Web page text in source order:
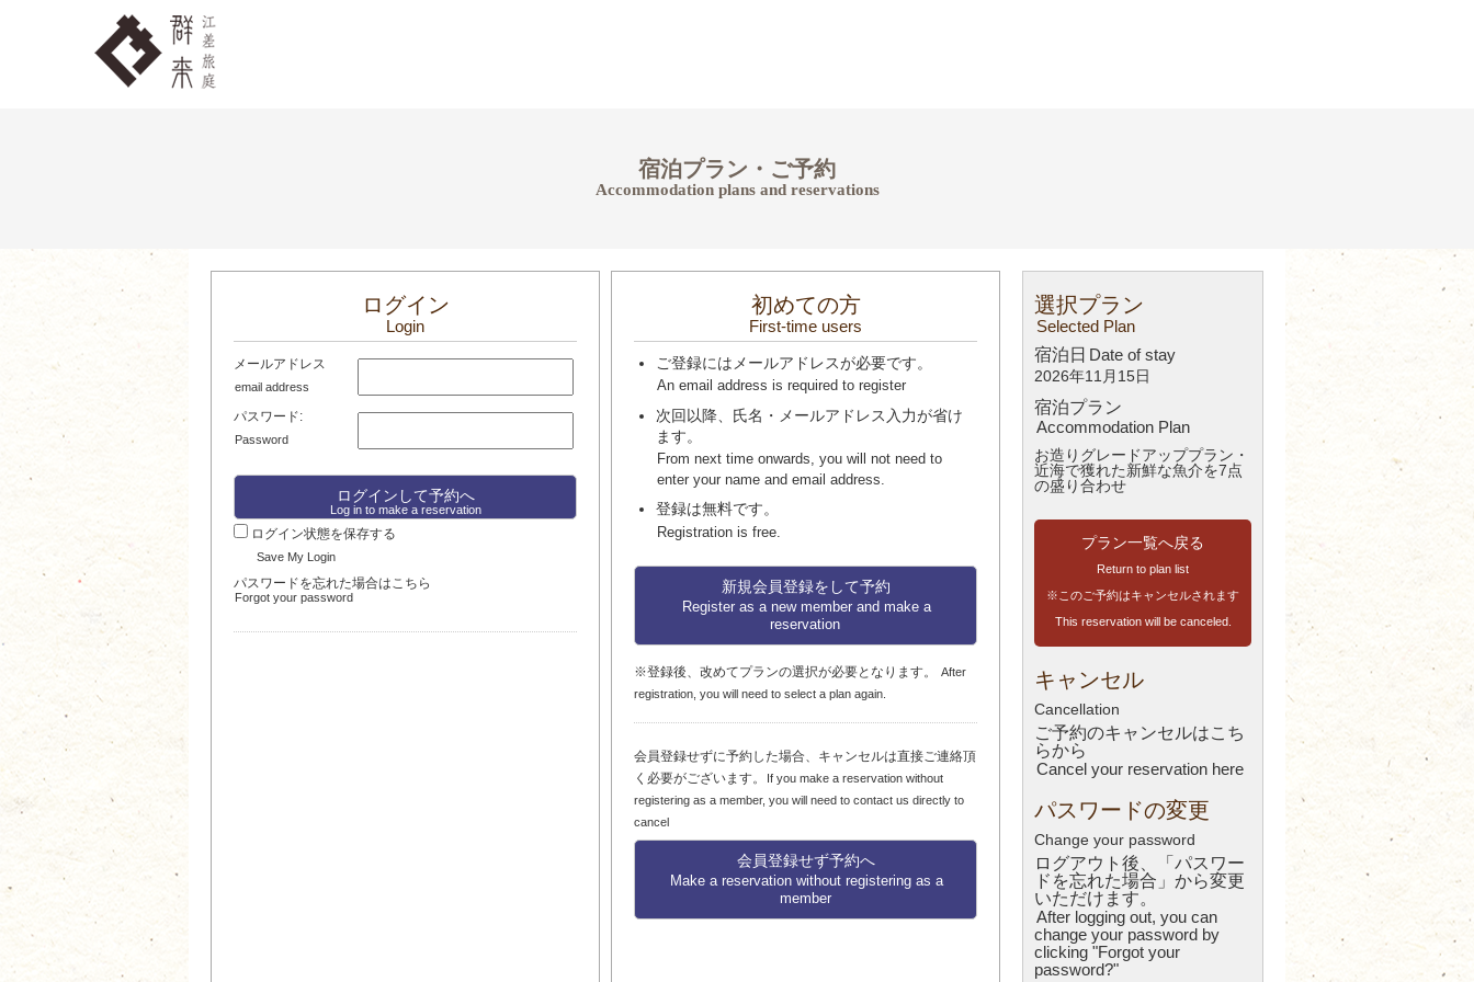
宿泊プラン・ご予約
Accommodation plans and reservations
ログイン
Login
メールアドレス
email address
パスワード:
Password
Log in to make a reservation
ログイン状態を保存する
Save My Login
パスワードを忘れた場合はこちら
Forgot your password
初めての方
First-time users
ご登録にはメールアドレスが必要です。
An email address is required to register
次回以降、氏名・メールアドレス入力が省け
ます。
From next time onwards, you will not need to
enter your name and email address.
登録は無料です。
Registration is free.
新規会員登録をして予約
Register as a new member and make a
reservation
※登録後、改めてプランの選択が必要となります。
After
registration, you will need to select a plan again.
会員登録せずに予約した場合、キャンセルは直接ご連絡頂
く必要がございます。
If you make a reservation without
registering as a member, you will need to contact us directly to
cancel
会員登録せず予約へ
Make a reservation without registering as a
member
選択プラン
Selected Plan
宿泊日 Date of stay
2026年11月15日
宿泊プラン
Accommodation Plan
お造りグレードアッププラン・
近海で獲れた新鮮な魚介を7点
の盛り合わせ
プラン一覧へ戻る
Return to plan list
※このご予約はキャンセルされます
This reservation will be canceled.
キャンセル
Cancellation
ご予約のキャンセルはこち
らから
Cancel your reservation here
パスワードの変更
Change your password
ログアウト後、「パスワー
ドを忘れた場合」から変更
いただけます。
After logging out, you can
change your password by
clicking "Forgot your
password?"